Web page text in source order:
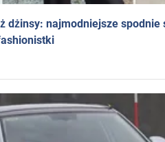
dżinsy: najmodniejsze spodnie